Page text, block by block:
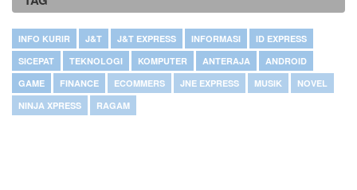
INFO KURIR J&T J&T EXPRESS INFORMASI
ID EXPRESS
SICEPAT
TEKNOLOGI KOMPUTER ANTERAJA
ANDROID
GAME
FINANCE ECOMMERS JNE EXPRESS MUSIK
NOVEL
NINJA XPRESS
RAGAM